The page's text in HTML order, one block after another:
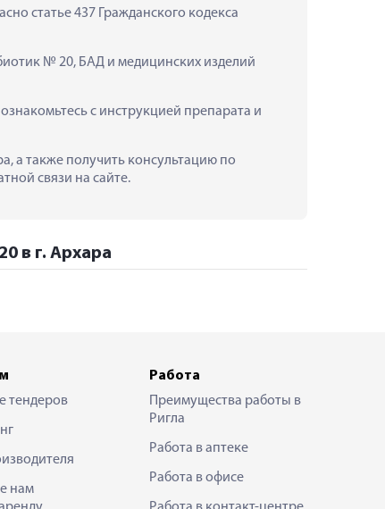
статье 437 Гражданского кодекса
№ 20, БАД и медицинских изделий
с инструкцией препарата и
а также получить консультацию по
связи на сайте.
в г. Архара
тендеров
нам
Работа
Преимущества работы в
Ригла
Работа в аптеке
Работа в офисе